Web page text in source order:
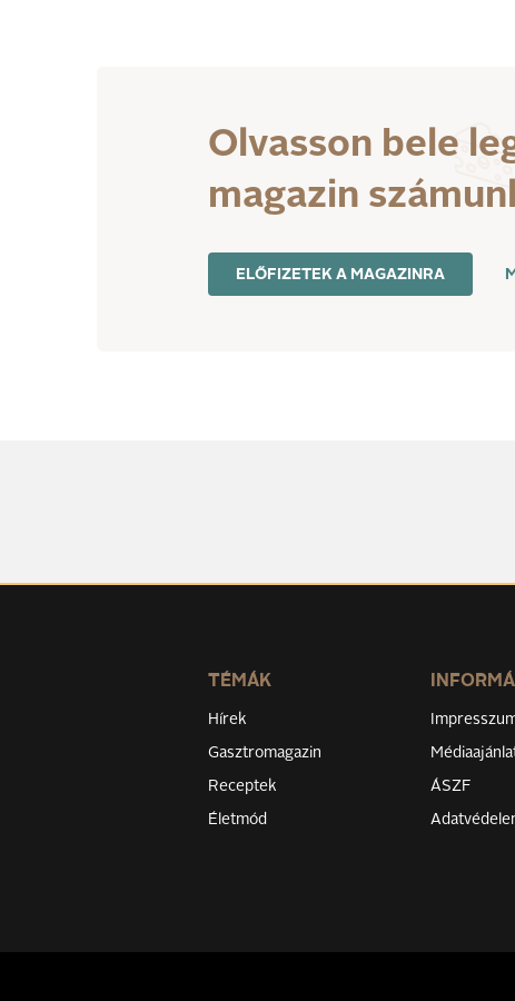
Olvasson bele
magazin
ELŐFIZETEK A MAGAZINRA
TÉMÁK
Hírek
Gasztromagazin
Receptek
Életmód
ÁSZF